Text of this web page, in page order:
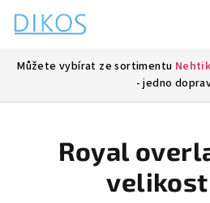
obsah
Můžete vybírat ze sortimentu
- jedno
Royal
velikost